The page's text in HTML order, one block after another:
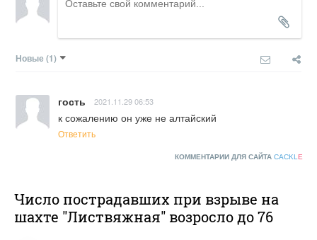
Новые (1)
гость 2021.11.29 06:53
к сожалению он уже не алтайский
Ответить
КОММЕНТАРИИ ДЛЯ САЙТА CACKL E
Число пострадавших при взрыве на
шахте "Листвяжная" возросло до 76